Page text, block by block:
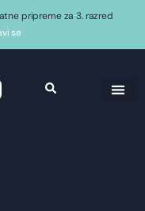
pripreme za 3. razred
se